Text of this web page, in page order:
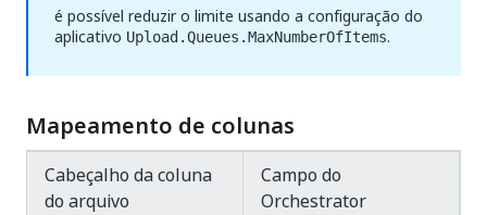
é possível reduzir o limite usando a configuração do
aplicativo Upload.Queues.MaxNumberOfItems.
Mapeamento de colunas
Cabeçalho da coluna
do arquivo
Campo do
Orchestrator